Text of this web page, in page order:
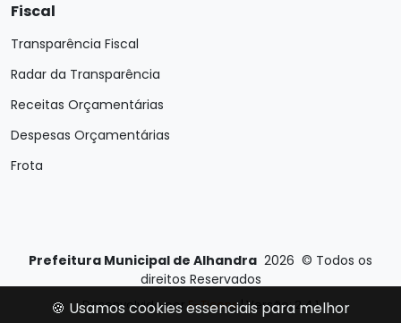
Fiscal
Transparência Fiscal
Radar da Transparência
Receitas Orçamentárias
Despesas Orçamentárias
Frota
Prefeitura Municipal de Alhandra 2026 © Todos os
direitos Reservados
Desenvolvido porE-Ticons| Versão: 2.4.1
🍪 Usamos cookies essenciais para melhor